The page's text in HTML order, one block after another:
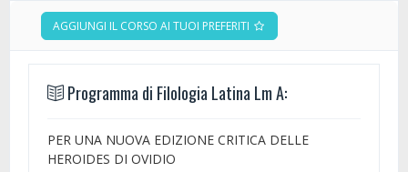
AGGIUNGI IL CORSO AI TUOI PREFERITI
Programma di Filologia Latina Lm A:
PER UNA NUOVA EDIZIONE CRITICA DELLE
HEROIDES DI OVIDIO